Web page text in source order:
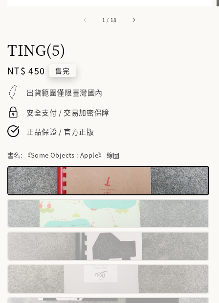
1 / 18
TING(5)
Regular
price
NT$ 450 售完
出貨範圍僅限臺灣國內
安全支付 / 交易加密保障
正品保證 / 官方正版
書名: 《Some Objects : Apple》 線圈